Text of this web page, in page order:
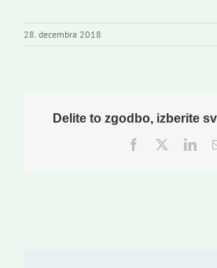
28. decembra 2018
Delite to zgodbo, izberite
Facebook
Twitter